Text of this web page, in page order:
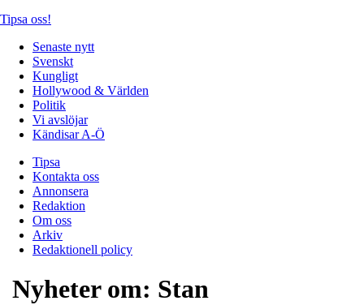
Tipsa oss!
Senaste nytt
Svenskt
Kungligt
Hollywood & Världen
Politik
Vi avslöjar
Kändisar A-Ö
Tipsa
Kontakta oss
Annonsera
Redaktion
Om oss
Arkiv
Redaktionell policy
Nyheter om: Stan